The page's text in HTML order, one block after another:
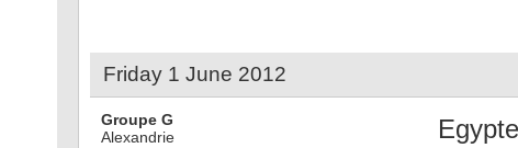
Friday 1 June 2012
Groupe G
Alexandrie Egypte